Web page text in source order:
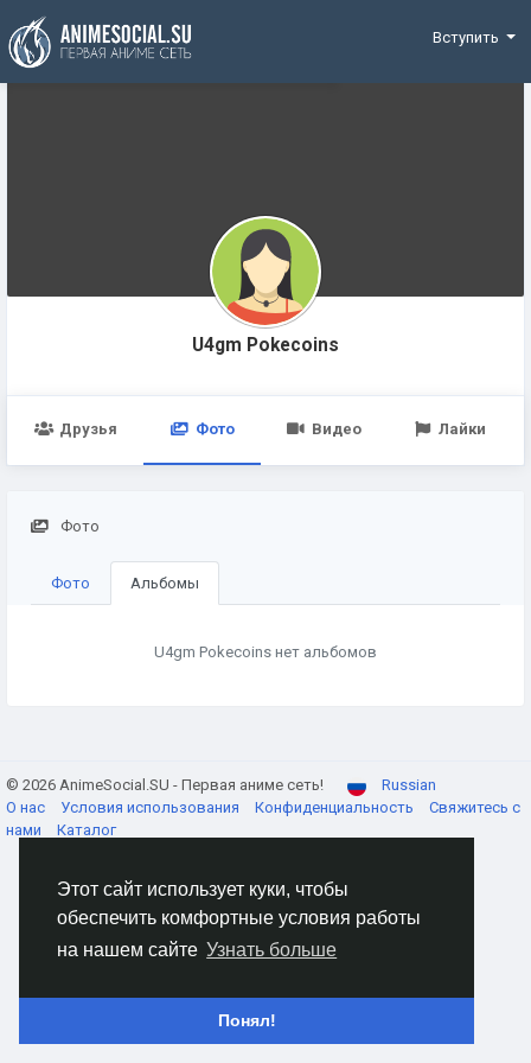
Этот сайт использует куки, чтобы
обеспечить комфортные условия работы
на нашем сайте Узнать больше
Понял!
Funding
Вступить
U4gm Pokecoins
Друзья Фото Видео Лайки
Фото
Фото Альбомы
U4gm Pokecoins нет альбомов
© 2026 AnimeSocial.SU - Первая аниме сеть!
Russian
О нас
Условия использования Конфиденциальность
Свяжитесь с
нами
Каталог